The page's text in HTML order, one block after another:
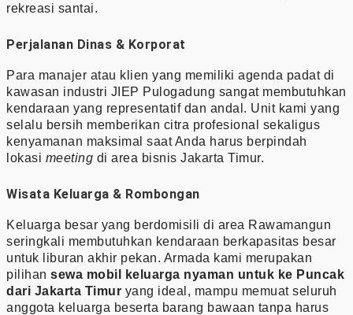
rekreasi santai.
Perjalanan Dinas & Korporat
Para manajer atau klien yang memiliki agenda padat di
kawasan industri JIEP Pulogadung sangat membutuhkan
kendaraan yang representatif dan andal. Unit kami yang
selalu bersih memberikan citra profesional sekaligus
kenyamanan maksimal saat Anda harus berpindah
lokasi meeting di area bisnis Jakarta Timur.
Wisata Keluarga & Rombongan
Keluarga besar yang berdomisili di area Rawamangun
seringkali membutuhkan kendaraan berkapasitas besar
untuk liburan akhir pekan. Armada kami merupakan
pilihan sewa mobil keluarga nyaman untuk ke Puncak
dari Jakarta Timur yang ideal, mampu memuat seluruh
anggota keluarga beserta barang bawaan tanpa harus